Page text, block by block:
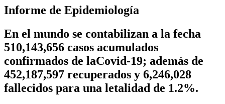
Informe de Epidemiología
En el mundo se contabilizan a la fecha
510,143,656 casos acumulados
confirmados de laCovid-19; además de
452,187,597 recuperados y 6,246,028
fallecidos para una letalidad de 1.2%.